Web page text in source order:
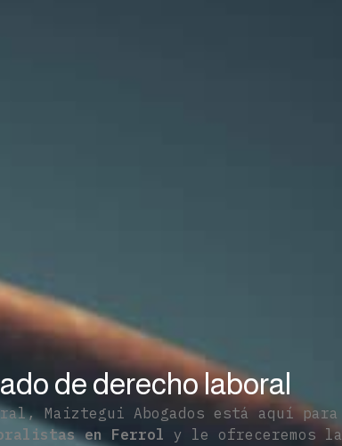
de derecho laboral
Maiztegui Abogados está aquí para
en Ferrol y le ofreceremos la